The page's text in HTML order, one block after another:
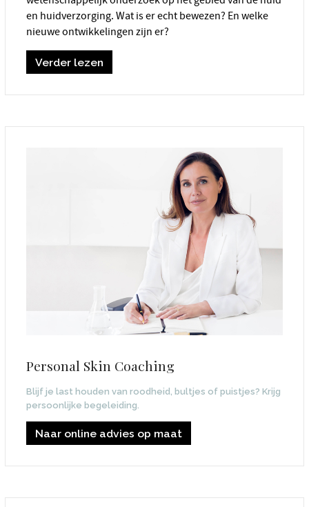
en huidverzorging. Wat is er echt bewezen? En welke
nieuwe ontwikkelingen zijn er?
Verder lezen
Personal Skin Coaching
Blijf je last houden van roodheid, bultjes of puistjes? Krijg
persoonlijke begeleiding.
Naar online advies op maat